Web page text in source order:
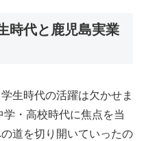
時代と鹿児島実業
生時代の活躍は欠かせま
・高校時代に焦点を当
道を切り開いていったの